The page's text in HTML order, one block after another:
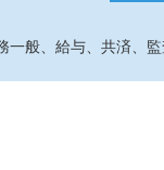
一般、給与、共済、